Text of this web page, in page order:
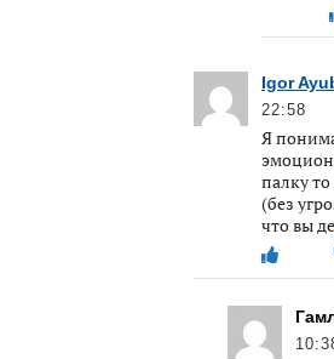
Igor
22:58
Я
палку
(без
что вы